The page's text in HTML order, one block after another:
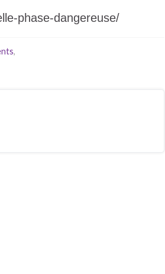
phase-dangereuse/
,